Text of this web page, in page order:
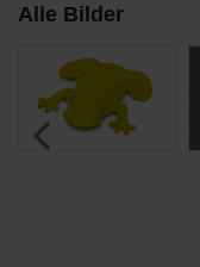
Alle Bilder